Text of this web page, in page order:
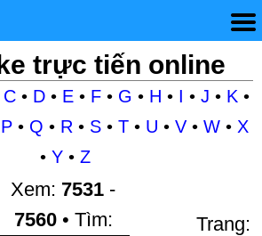
trực tiến online
C• D• E• F• G • H • I • J • K •
P• Q • R • S• T• U • V• W• X
• Y • Z
Xem: 7531 -
7560• Tìm: Trang: